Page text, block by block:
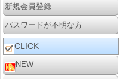
新規会員登録
パスワードが不明な方
CLICK
NEW